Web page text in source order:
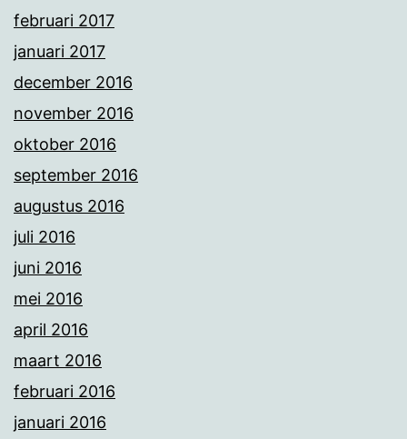
februari 2017
januari 2017
december 2016
november 2016
oktober 2016
september 2016
augustus 2016
juli 2016
juni 2016
mei 2016
april 2016
maart 2016
februari 2016
januari 2016